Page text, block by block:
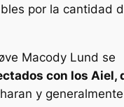
por la cantidad
Macody Lund se
con los Aiel,
y